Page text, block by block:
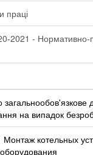
праці
2021 - Нормативно-
загальнообов'язкове
на випадок
котельных